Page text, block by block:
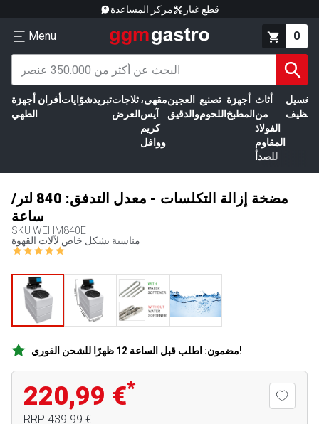
مركز المساعدة قطع غيار
Menu 0
أجهزة
الطهي
أفران شوّاياتتبريدثلاجات
العرض
مقهى،
آيس
كريم
ووافل
العجين
والدقيق
تصنيع
اللحوم
أجهزة
المطبخ
أثاث
من
الفولاذ
المقاوم
للصدأ
الغسيل
مضخة إزالة التكلسات - معدل التدفق: 840 لتر/
ساعة
SKU WEHM840E
مناسبة بشكل خاص لآلات القهوة
مضمون: اطلب قبل الساعة 12 ظهرًا للشحن الفوري!
220,99 €*
RRP ‏439.99 €